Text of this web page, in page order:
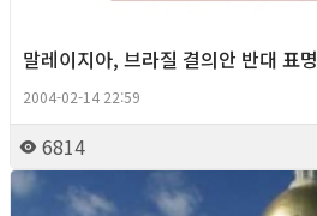
말레이지아, 브라질 결의안 반대 표명
2004-02-14 22:59
6814